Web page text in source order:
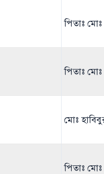
পিতাঃ
পিতাঃ মোঃ
মোঃ
পিতাঃ